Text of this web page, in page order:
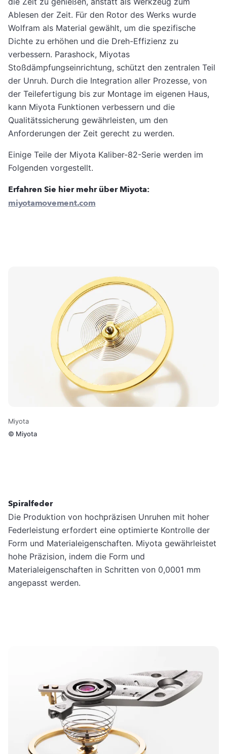
Ablesen der Zeit. Für den Rotor des Werks wurde
Wolfram als Material gewählt, um die spezifische
Dichte zu erhöhen und die Dreh-Effizienz zu
verbessern. Parashock, Miyotas
Stoßdämpfungseinrichtung, schützt den zentralen Teil
der Unruh. Durch die Integration aller Prozesse, von
der Teilefertigung bis zur Montage im eigenen Haus,
kann Miyota Funktionen verbessern und die
Qualitätssicherung gewährleisten, um den
Anforderungen der Zeit gerecht zu werden.
Einige Teile der Miyota Kaliber-82-Serie werden im
Folgenden vorgestellt.
Erfahren Sie hier mehr über Miyota:
miyotamovement.com
Miyota
© Miyota
Spiralfeder
Die Produktion von hochpräzisen Unruhen mit hoher
Federleistung erfordert eine optimierte Kontrolle der
Form und Materialeigenschaften. Miyota gewährleistet
hohe Präzision, indem die Form und
Materialeigenschaften in Schritten von 0,0001 mm
angepasst werden.